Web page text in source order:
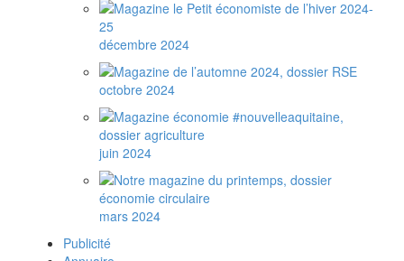
décembre 2024
octobre 2024
juin 2024
mars 2024
Publicité